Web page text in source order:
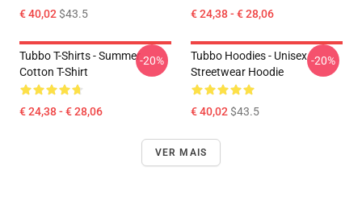
€ 40,02$43.5 € 24,38 - € 28,06
Tubbo T-Shirts - Summer
Cotton T-Shirt
€ 24,38 - € 28,06
-20%
Tubbo Hoodies - Unisex
Streetwear Hoodie
€ 40,02$43.5
-20%
VER MAIS